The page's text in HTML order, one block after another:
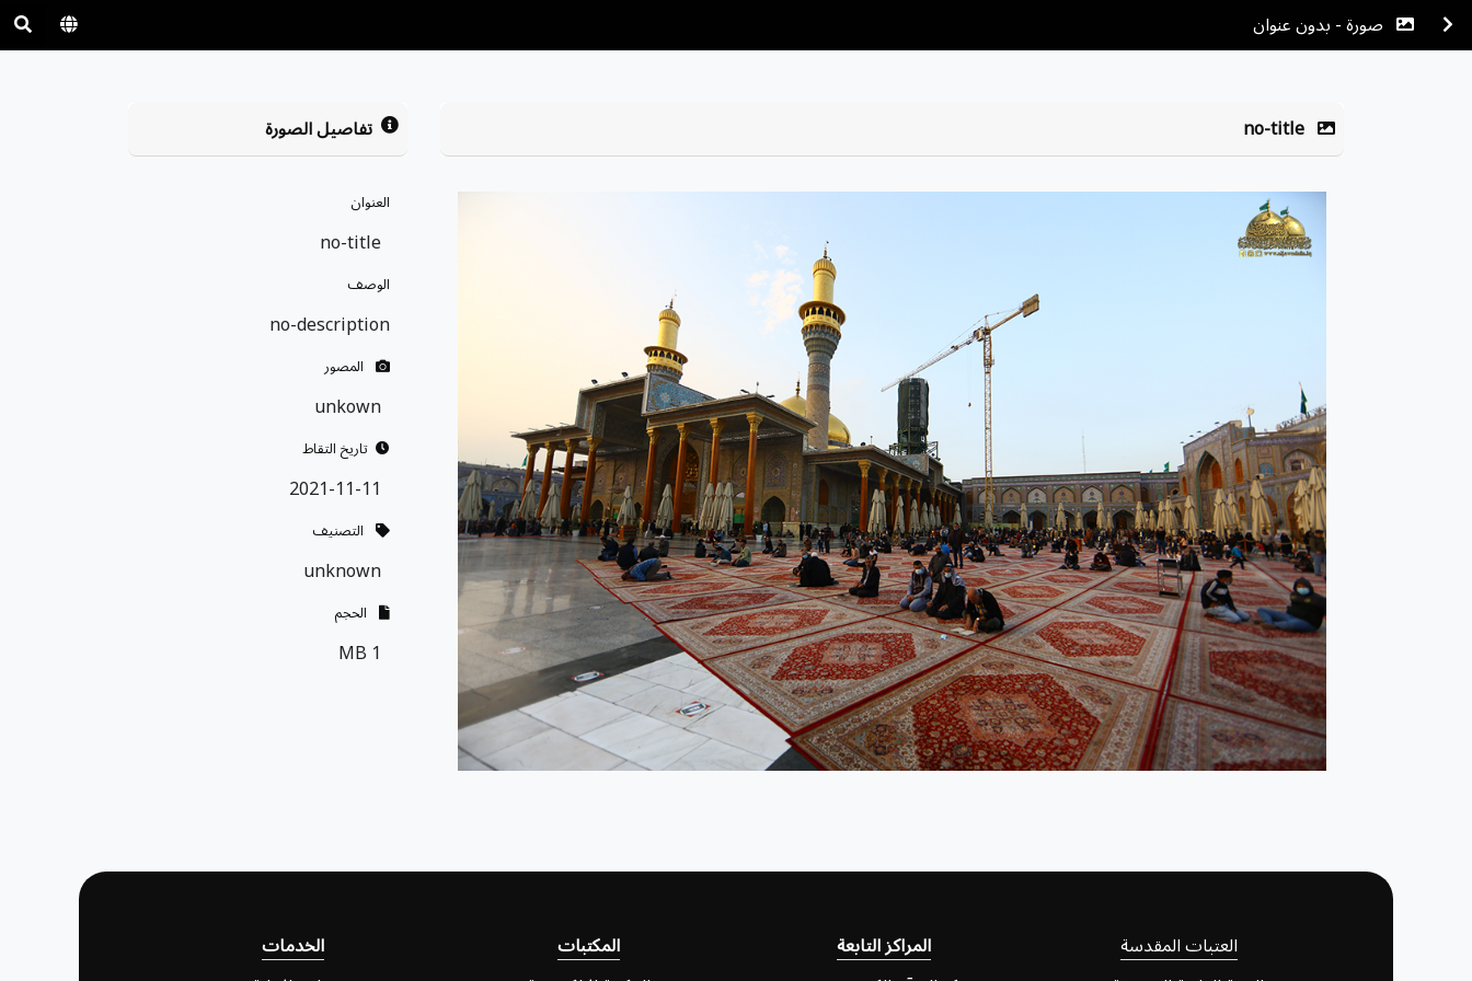
صورة - بدون عنوان
no-title تفاصيل الصورة
العنوان
no-title
الوصف
no-description
المصور
unkown
تاريخ التقاط
2021-11-11
التصنيف
unknown
الحجم
1 MB
العتبات المقدسة
المراكز التابعة
المكتبات
الخدمات